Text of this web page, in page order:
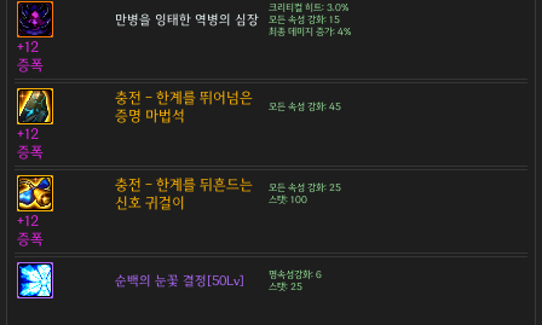
만병을 잉태한 역병의 심장
크리티컬 히트: 3.0%
모든 속성 강화: 15
최종 데미지 증가: 4%
+12
증폭
충전 - 한계를 뛰어넘은
증명 마법석
모든 속성 강화: 45
+12
증폭
충전 - 한계를 뒤흔드는
신호 귀걸이
모든 속성 강화: 25
스탯: 100
+12
증폭
순백의 눈꽃 결정[50Lv]
명속성강화: 6
스탯: 25